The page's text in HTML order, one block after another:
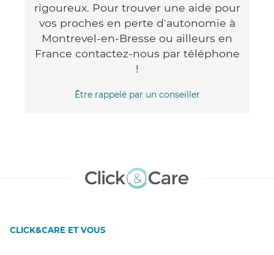
rigoureux. Pour trouver une aide pour
vos proches en perte d'autonomie à
Montrevel-en-Bresse ou ailleurs en
France contactez-nous par téléphone
!
Être rappelé par un conseiller
CLICK&CARE ET VOUS